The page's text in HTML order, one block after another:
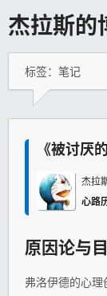
杰拉斯的
标签：笔记
《被讨厌
杰拉
心路
原因论与
弗洛伊德的心